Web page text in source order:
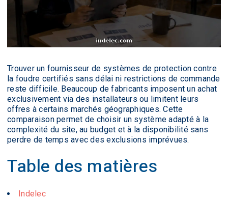
Trouver un fournisseur de systèmes de protection contre
la foudre certifiés sans délai ni restrictions de commande
reste difficile. Beaucoup de fabricants imposent un achat
exclusivement via des installateurs ou limitent leurs
offres à certains marchés géographiques. Cette
comparaison permet de choisir un système adapté à la
complexité du site, au budget et à la disponibilité sans
perdre de temps avec des exclusions imprévues.
Table des matières
Indelec